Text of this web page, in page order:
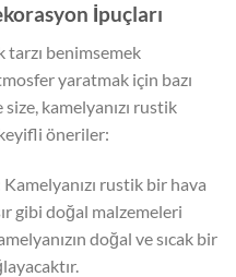
İpuçları
benimsemek
yaratmak için bazı
kamelyanızı rustik
öneriler:
Kamelyanızı rustik bir hava
gibi doğal malzemeleri
doğal ve sıcak bir